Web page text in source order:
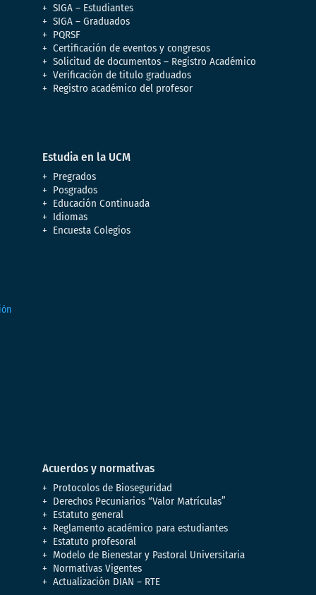
SIGA – Estudiantes
SIGA – Graduados
PQRSF
Certificación de eventos y congresos
Solicitud de documentos – Registro Académico
Verificación de titulo graduados
Registro académico del profesor
Estudia en la UCM
Pregrados
Posgrados
Educación Continuada
Idiomas
Encuesta Colegios
Acuerdos y normativas
Protocolos de Bioseguridad
Derechos Pecuniarios “Valor Matrículas”
Estatuto general
Reglamento académico para estudiantes
Estatuto profesoral
Modelo de Bienestar y Pastoral Universitaria
Normativas Vigentes
Actualización DIAN – RTE